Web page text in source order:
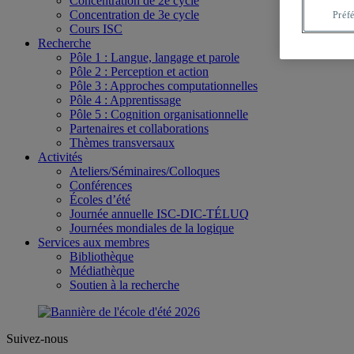
Concentration de 3e cycle
Cours ISC
Recherche
Pôle 1 : Langue, langage et parole
Pôle 2 : Perception et action
Pôle 3 : Approches computationnelles
Pôle 4 : Apprentissage
Pôle 5 : Cognition organisationnelle
Partenaires et collaborations
Thèmes transversaux
Activités
Ateliers/Séminaires/Colloques
Conférences
Écoles d’été
Journée annuelle ISC-DIC-TÉLUQ
Journées mondiales de la logique
Services aux membres
Bibliothèque
Médiathèque
Soutien à la recherche
Suivez-nous